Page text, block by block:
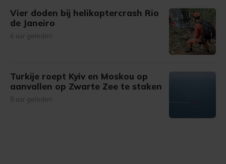
Vier doden bij helikoptercrash Rio
de Janeiro
6 uur geleden
Turkije roept Kyiv en Moskou op
aanvallen op Zwarte Zee te staken
8 uur geleden